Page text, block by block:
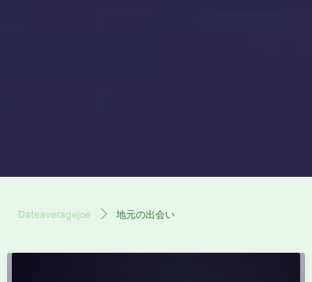
Dateaveragejoe 地元の出会い